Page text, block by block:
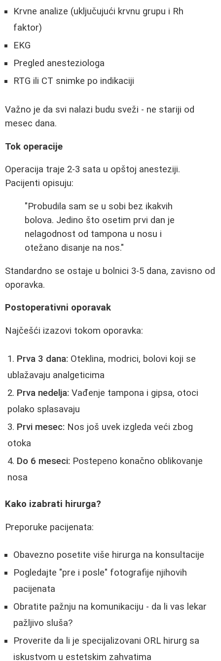
Krvne analize (uključujući krvnu grupu i Rh
faktor)
EKG
Pregled anesteziologa
RTG ili CT snimke po indikaciji
Važno je da svi nalazi budu sveži - ne stariji od
mesec dana.
Tok operacije
Operacija traje 2-3 sata u opštoj anesteziji.
Pacijenti opisuju:
"Probudila sam se u sobi bez ikakvih
bolova. Jedino što osetim prvi dan je
nelagodnost od tampona u nosu i
otežano disanje na nos."
Standardno se ostaje u bolnici 3-5 dana, zavisno od
oporavka.
Postoperativni oporavak
Najčešći izazovi tokom oporavka:
Prva 3 dana: Oteklina, modrici, bolovi koji se
ublažavaju analgeticima
Prva nedelja: Vađenje tampona i gipsa, otoci
polako splasavaju
Prvi mesec: Nos još uvek izgleda veći zbog
otoka
Do 6 meseci: Postepeno konačno oblikovanje
nosa
Kako izabrati hirurga?
Preporuke pacijenata:
Obavezno posetite više hirurga na konsultacije
Pogledajte "pre i posle" fotografije njihovih
pacijenata
Obratite pažnju na komunikaciju - da li vas lekar
pažljivo sluša?
Proverite da li je specijalizovani ORL hirurg sa
iskustvom u estetskim zahvatima